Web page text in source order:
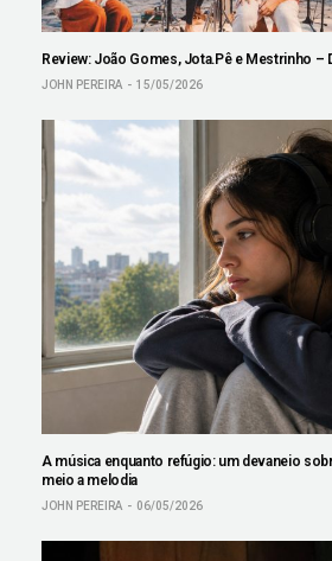
Review: João Gomes, Jota.Pê e Mestrinho –
JOHN PEREIRA 15/05/2026
A música enquanto refúgio: um devaneio
meio a melodia
JOHN PEREIRA 06/05/2026